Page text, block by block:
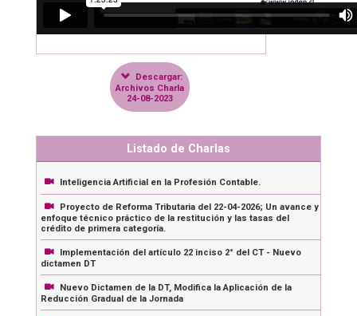
Descargar:
Archivos Charla
24-08-2023
Listado de Charlas
Inteligencia Artificial en la Profesión Contable.
Proyecto de Reforma Tributaria del 22-04-2026; Un avance y
enfoque técnico práctico de la restitución y las tasas del
crédito de primera categoría.
Implementación del artículo 22 inciso 2° del CT - Nuevo
dictamen DT
Nuevo Dictamen de la DT, Modifica la Aplicación de la
Reducción Gradual de la Jornada